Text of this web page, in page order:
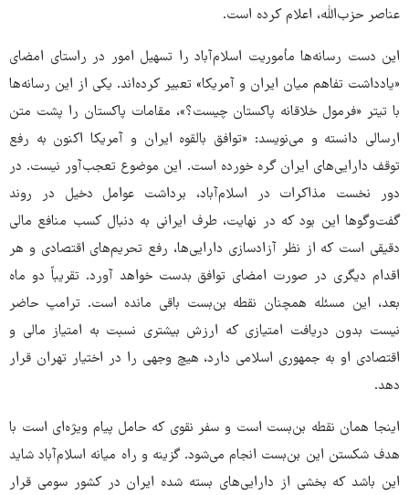
عناصر حزب‌الله، اعلام کرده است.
این دست رسانه‌ها مأموریت اسلام‌آباد را تسهیل امور در راستای امضای
«یادداشت تفاهم میان ایران و آمریکا» تعبیر کرده‌اند. یکی از این رسانه‌ها
با تیتر «فرمول خلاقانه پاکستان چیست؟»، مقامات پاکستان را پشت متن
ارسالی دانسته و می‌نویسد: «توافق بالقوه ایران و آمریکا اکنون به رفع
توقف دارایی‌های ایران گره خورده است. این موضوع تعجب‌آور نیست. در
دور نخست مذاکرات در اسلام‌آباد، برداشت عوامل دخیل در روند
گفت‌وگوها این بود که در نهایت، طرف ایرانی به دنبال کسب منافع مالی
دقیقی است که از نظر آزادسازی دارایی‌ها، رفع تحریم‌های اقتصادی و هر
اقدام دیگری در صورت امضای توافق بدست خواهد آورد. تقریباً دو ماه
بعد، این مسئله همچنان نقطه بن‌بست باقی مانده است. ترامپ حاضر
نیست بدون دریافت امتیازی که ارزش بیشتری نسبت به امتیاز مالی و
اقتصادی او به جمهوری اسلامی دارد، هیچ وجهی را در اختیار تهران قرار
دهد.
اینجا همان نقطه بن‌بست است و سفر نقوی که حامل پیام ویژه‌ای است با
هدف شکستن این بن‌بست انجام می‌شود. گزینه و راه میانه اسلام‌آباد شاید
این باشد که بخشی از دارایی‌های بسته شده ایران در کشور سومی قرار